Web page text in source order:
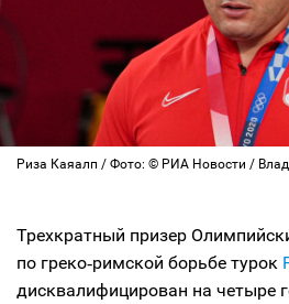
Риза Каяалп / Фото: © РИА Новости /
Трехкратный призер
по греко‑римской борьбе турок
дисквалифицирован на четыре